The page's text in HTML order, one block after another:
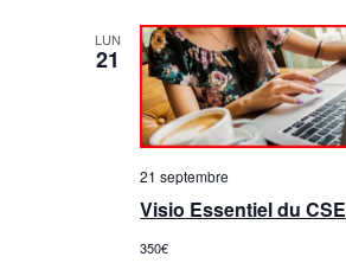
LUN
21
21 septembre
Visio Essentiel du CSE
350€